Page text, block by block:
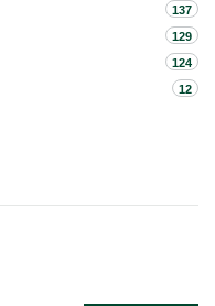
137
129
124
12